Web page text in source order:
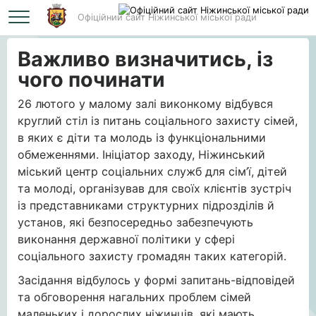
Офіційний сайт Ніжинської міської ради
Головна Важливо визначитись, із чого починати
Важливо визначитись, із
чого починати
26 лютого у малому залі виконкому відбувся
круглий стіл із питань соціального захисту сімей,
в яких є діти та молодь із функціональними
обмеженнями. Ініціатор заходу, Ніжинський
міський центр соціальних служб для сім’ї, дітей
та молоді, організував для своїх клієнтів зустріч
із представниками структурних підрозділів й
установ, які безпосередньо забезпечують
виконання державної політики у сфері
соціального захисту громадян таких категорій.
Засідання відбулось у формі запитань-відповідей
та обговорення нагальних проблем сімей